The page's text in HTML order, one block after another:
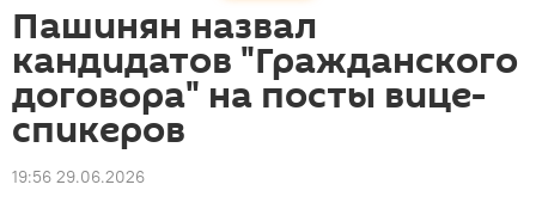
Пашинян назвал
кандидатов "Гражданского
договора" на посты вице-
спикеров
19:56 29.06.2026